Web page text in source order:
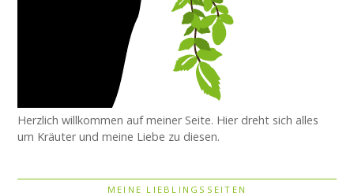
Herzlich willkommen auf meiner Seite. Hier dreht sich alles
um Kräuter und meine Liebe zu diesen.
MEINE LIEBLINGSSEITEN